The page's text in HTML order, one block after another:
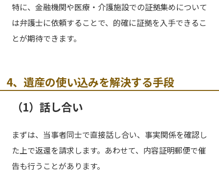
特に、金融機関や医療・介護施設での証拠集めについて
は弁護士に依頼することで、的確に証拠を入手できるこ
とが期待できます。
4、遺産の使い込みを解決する手段
（1）話し合い
まずは、当事者同士で直接話し合い、事実関係を確認し
た上で返還を請求します。あわせて、内容証明郵便で催
告も行うことがあります。